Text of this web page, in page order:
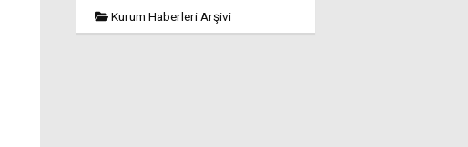
Kurum Haberleri Arşivi